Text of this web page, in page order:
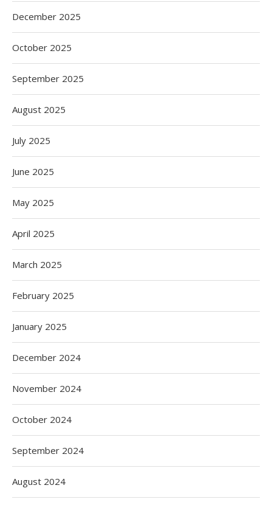
December 2025
October 2025
September 2025
August 2025
July 2025
June 2025
May 2025
April 2025
March 2025
February 2025
January 2025
December 2024
November 2024
October 2024
September 2024
August 2024